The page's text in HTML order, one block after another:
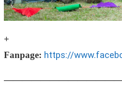
+
Fanpage: https://